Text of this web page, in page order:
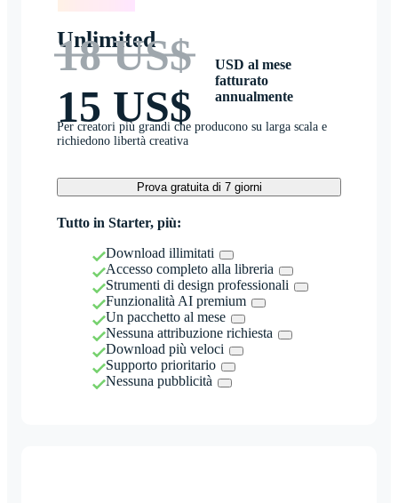
Unlimited
18 US$
15 US$
USD al mese
fatturato
annualmente
Per creatori più grandi che producono su larga scala e
richiedono libertà creativa
Prova gratuita di 7 giorni
Tutto in Starter, più:
Download illimitati
Accesso completo alla libreria
Strumenti di design professionali
Funzionalità AI premium
Un pacchetto al mese
Nessuna attribuzione richiesta
Download più veloci
Supporto prioritario
Nessuna pubblicità